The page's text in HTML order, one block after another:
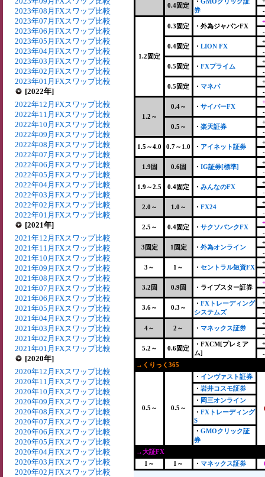
2023年08月FXスワップ比較
2023年07月FXスワップ比較
2023年06月FXスワップ比較
2023年05月FXスワップ比較
2023年04月FXスワップ比較
2023年03月FXスワップ比較
2023年02月FXスワップ比較
2023年01月FXスワップ比較
[2022年]
2022年12月FXスワップ比較
2022年11月FXスワップ比較
2022年10月FXスワップ比較
2022年09月FXスワップ比較
2022年08月FXスワップ比較
2022年07月FXスワップ比較
2022年06月FXスワップ比較
2022年05月FXスワップ比較
2022年04月FXスワップ比較
2022年03月FXスワップ比較
2022年02月FXスワップ比較
2022年01月FXスワップ比較
[2021年]
2021年12月FXスワップ比較
2021年11月FXスワップ比較
2021年10月FXスワップ比較
2021年09月FXスワップ比較
2021年08月FXスワップ比較
2021年07月FXスワップ比較
2021年06月FXスワップ比較
2021年05月FXスワップ比較
2021年04月FXスワップ比較
2021年03月FXスワップ比較
2021年02月FXスワップ比較
2021年01月FXスワップ比較
[2020年]
2020年12月FXスワップ比較
2020年11月FXスワップ比較
2020年10月FXスワップ比較
2020年09月FXスワップ比較
2020年08月FXスワップ比較
2020年07月FXスワップ比較
2020年06月FXスワップ比較
2020年05月FXスワップ比較
2020年04月FXスワップ比較
2020年03月FXスワップ比較
2020年02月FXスワップ比較
0.4固定
券
1.2固定
0.3固定 ・ 外為ジャパンFX
0.4固定 ・ LION FX
0.5固定 ・ FXプライム
0.5固定 ・ マネパ
1.2～
0.4～ ・ サイバーFX
0.5～ ・ 楽天証券
1.5～4.0 0.7～1.0 ・ アイネット証券
1.9固 0.6固 ・ IG証券[標準]
1.9～2.5 0.4固定 ・ みんなのFX
2.0～ 1.0～ ・ FX24
2.5～ 0.4固定 ・ サクソバンクFX
3固定 1固定 ・ 外為オンライン
3～ 1～ ・ セントラル短資FX
3.2固 0.9固 ・ライブスター証券
3.6～ 0.3～
・ FXトレーディング
システムズ
4～ 2～ ・ マネックス証券
5.2～ 0.6固定
・FXCM[プレミア
ム]
→くりっく365
0.5～ 0.5～
・ インヴァスト証券
・ 岩井コスモ証券
・ 岡三オンライン
・ FXトレーディング
S
・ GMOクリック証
券
→大証FX
1～
1～ ・ マネックス証券